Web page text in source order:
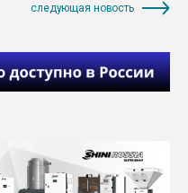
следующая новость